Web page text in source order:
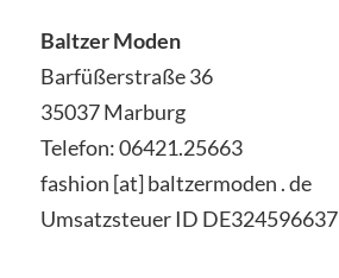
Baltzer Moden
Barfüßerstraße 36
35037 Marburg
Telefon: 06421.25663
fashion [at] baltzermoden . de
Umsatzsteuer ID DE324596637